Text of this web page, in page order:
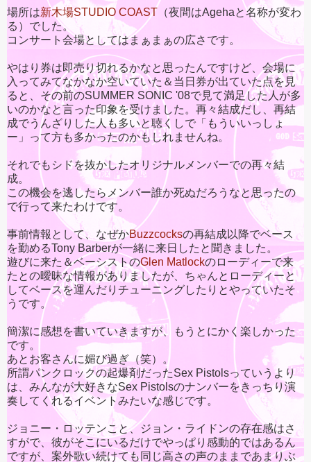
場所は新木場STUDIO COAST （夜間はAgehaと名称が変わ
る）でした。
コンサート会場としてはまぁまぁの広さです。
やはり券は即売り切れるかなと思ったんですけど、会場に
入ってみてなかなか空いていた＆当日券が出ていた点を見
ると、その前のSUMMER SONIC '08で見て満足した人が多
いのかなと言った印象を受けました。再々結成だし、再結
成でうんざりした人も多いと聴くしで「もういいっしょ
ー」って方も多かったのかもしれませんね。
それでもシドを抜かしたオリジナルメンバーでの再々結
成。
この機会を逃したらメンバー誰か死ぬだろうなと思ったの
で行って来たわけです。
事前情報として、なぜかBuzzcocksの再結成以降でベース
を勤めるTony Barberが一緒に来日したと聞きました。
遊びに来た＆ベーシストのGlen Matlockのローディーで来
たとの曖昧な情報がありましたが、ちゃんとローディーと
してベースを運んだりチューニングしたりとやっていたそ
うです。
簡潔に感想を書いていきますが、もうとにかく楽しかった
です。
あとお客さんに媚び過ぎ（笑）。
所謂パンクロックの起爆剤だったSex Pistolsっていうより
は、みんなが大好きなSex Pistolsのナンバーをきっちり演
奏してくれるイベントみたいな感じです。
ジョニー・ロッテンこと、ジョン・ライドンの存在感はさ
すがで、彼がそこにいるだけでやっぱり感動的ではあるん
ですが、案外歌い続けても同じ高さの声のままであまりぶ